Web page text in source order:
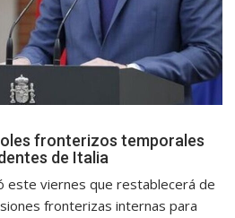
fronterizos temporales
de Italia
este viernes que restablecerá de
fronterizas internas para